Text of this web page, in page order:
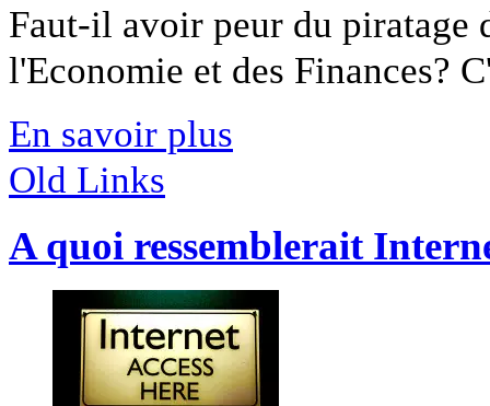
Faut-il avoir peur du piratage
l'Economie et des Finances?
En savoir plus
Old Links
A quoi ressemblerait